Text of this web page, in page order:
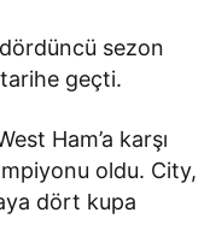
sezon
geçti.
Ham’a karşı
oldu. City,
dört kupa